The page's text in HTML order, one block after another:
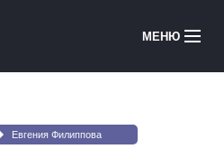
МЕНЮ
Медиатека
Евгения Филиппова